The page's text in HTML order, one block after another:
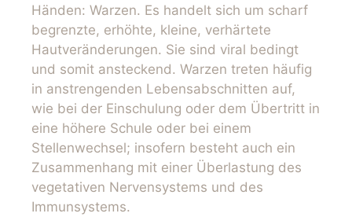
Händen: Warzen. Es handelt sich um scharf
begrenzte, erhöhte, kleine, verhärtete
Hautveränderungen. Sie sind viral bedingt
und somit ansteckend. Warzen treten häufig
in anstrengenden Lebensabschnitten auf,
wie bei der Einschulung oder dem Übertritt in
eine höhere Schule oder bei einem
Stellenwechsel; insofern besteht auch ein
Zusammenhang mit einer Überlastung des
vegetativen Nervensystems und des
Immunsystems.